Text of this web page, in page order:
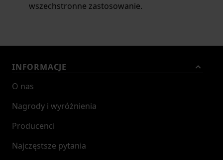
wszechstronne zastosowanie.
INFORMACJE
O nas
Nagrody i wyróżnienia
Producenci
Najczęstsze pytania